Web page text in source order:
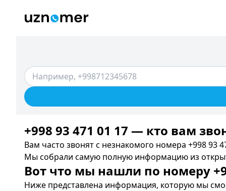
+998 93 471 01 17 — кто вам
Вам часто звонят с незнакомого номера +998 93
Мы собрали самую полную информацию из
Вот что мы нашли по номеру
Ниже представлена информация, которую мы